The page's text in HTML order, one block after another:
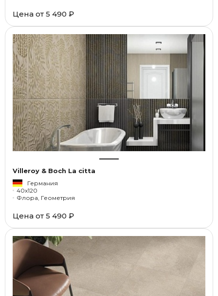
Цена от 5 490 ₽
Villeroy & Boch La citta
Германия
40x120
Флора, Геометрия
Цена от 5 490 ₽